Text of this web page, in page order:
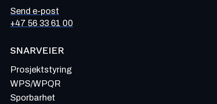
Send e-post
+47 56 33 61 00
SNARVEIER
Prosjektstyring
WPS/WPQR
Sporbarhet